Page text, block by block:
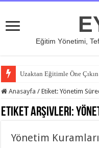
Eğitim Yönetimi,
Uzaktan Eğitimle Öne Çıkın
Anasayfa / Etiket:Yönetim
Etiket Arşivleri:
Yönetim Kuramları